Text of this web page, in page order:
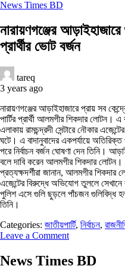
News Times BD
নারায়ণগঞ্জের আড়াইহাজারে
প্রার্থীর ভোট বর্জন
tareq
3 years ago
নারায়ণগঞ্জের আড়াইহাজারে প্রায় সব
পার্টির প্রার্থী আলমগীর শিকদার লোটন।
এলাকায় রামচন্দ্রদী সেন্টারে নৌকার
ঘটে। এ বাদানুবাদের একপর্যায়ে
পরে নির্বাচন বর্জন ঘোষণা দেন তিনি।
বলে দাবি করেন আলমগীর শিকদার লোটন।
প্রত্যক্ষদর্শীরা জানান, আলমগীর শিকদার
এজেন্টের বিরুদ্ধে অভিযোগ তুললে সেখানে
পুলিশ এসে গুলি ছুড়লে পাঁচজন গুলিবিদ্ধ
তিনি।
Categories: জাতীয়পার্টি, নির্বাচন,
Leave a Comment
News Times BD